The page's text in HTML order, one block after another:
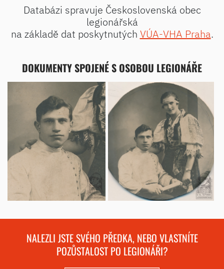
Databázi spravuje Československá obec
legionářská
na základě dat poskytnutých VÚA-VHA Praha.
DOKUMENTY SPOJENÉ S OSOBOU LEGIONÁŘE
NALEZLI JSTE SVÉHO PŘEDKA, NEBO VLASTNÍTE
POZŮSTALOST PO LEGIONÁŘI?